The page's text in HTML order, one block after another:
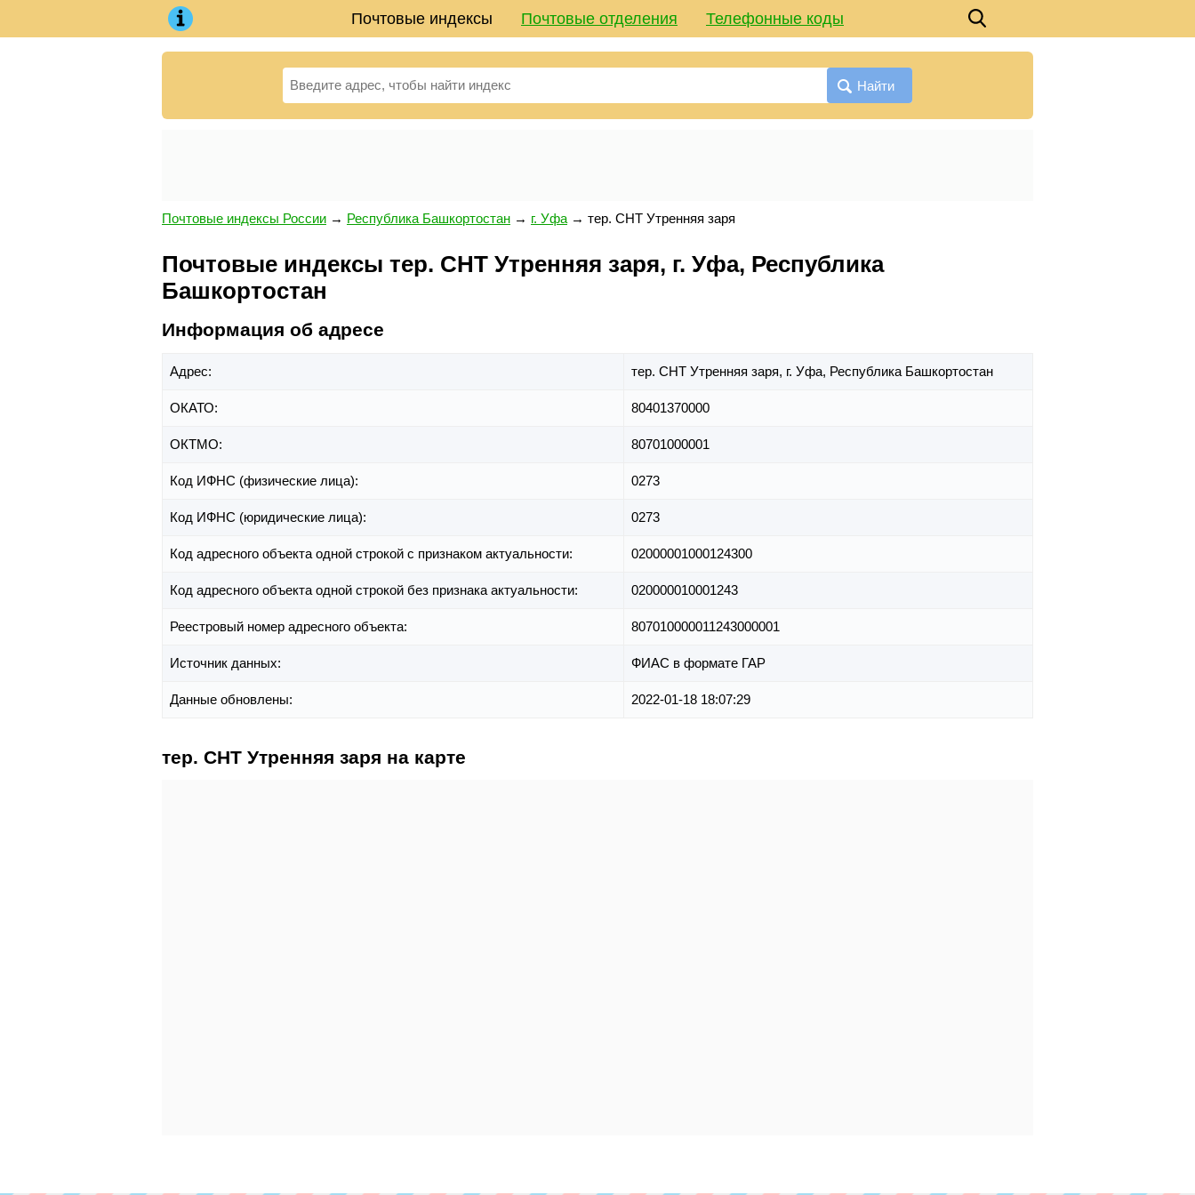
Почтовые индексы Почтовые отделения Телефонные коды
Найти
Почтовые индексы России → Республика Башкортостан → г. Уфа → тер. СНТ Утренняя заря
Почтовые индексы тер. СНТ Утренняя заря, г. Уфа, Республика
Башкортостан
Информация об адресе
Адрес: тер. СНТ Утренняя заря, г. Уфа, Республика Башкортостан
ОКАТО: 80401370000
ОКТМО: 80701000001
Код ИФНС (физические лица): 0273
Код ИФНС (юридические лица): 0273
Код адресного объекта одной строкой с признаком актуальности: 02000001000124300
Код адресного объекта одной строкой без признака актуальности: 020000010001243
Реестровый номер адресного объекта: 807010000011243000001
Источник данных: ФИАС в формате ГАР
Данные обновлены: 2022-01-18 18:07:29
тер. СНТ Утренняя заря на карте